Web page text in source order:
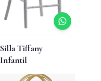
Silla Tiffany
Infantil